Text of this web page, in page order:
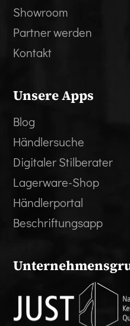
Showroom
Partner werden
Kontakt
Unsere Apps
Blog
Händlersuche
Digitaler Stilberater
Lagerware-Shop
Händlerportal
Beschriftungsapp